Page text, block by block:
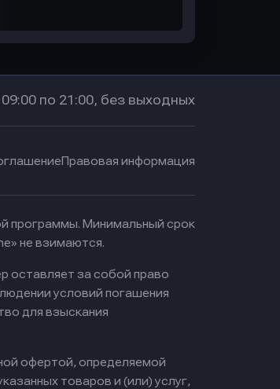
09:00 по 21:00, без выходных
Правовая информация
программы. Минимальный срок
не взимаются.
оставляет за собой право
условий погашения
для взыскания
офертой, определяемой
товаров и (или) услуг,